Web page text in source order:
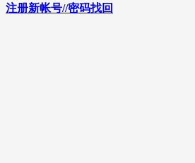
注册新帐号//密码找回